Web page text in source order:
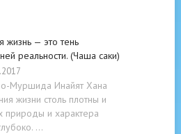
жизнь — это тень
реальности. (Чаша саки)
Муршида Инайят Хана
жизни столь плотны и
природы и характера
…